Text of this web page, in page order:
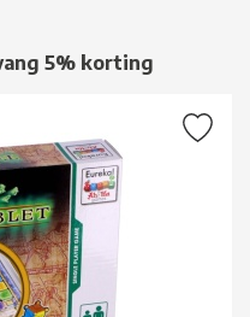
5% korting